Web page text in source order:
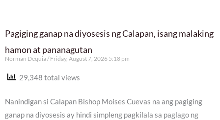
Pagiging ganap na diyosesis ng Calapan, isang malaking
hamon at pananagutan
Norman Dequia Friday, August 7, 2026 5:18 pm
29,348 total views
Nanindigan si Calapan Bishop Moises Cuevas na ang pagiging
ganap na diyosesis ay hindi simpleng pagkilala sa paglago ng